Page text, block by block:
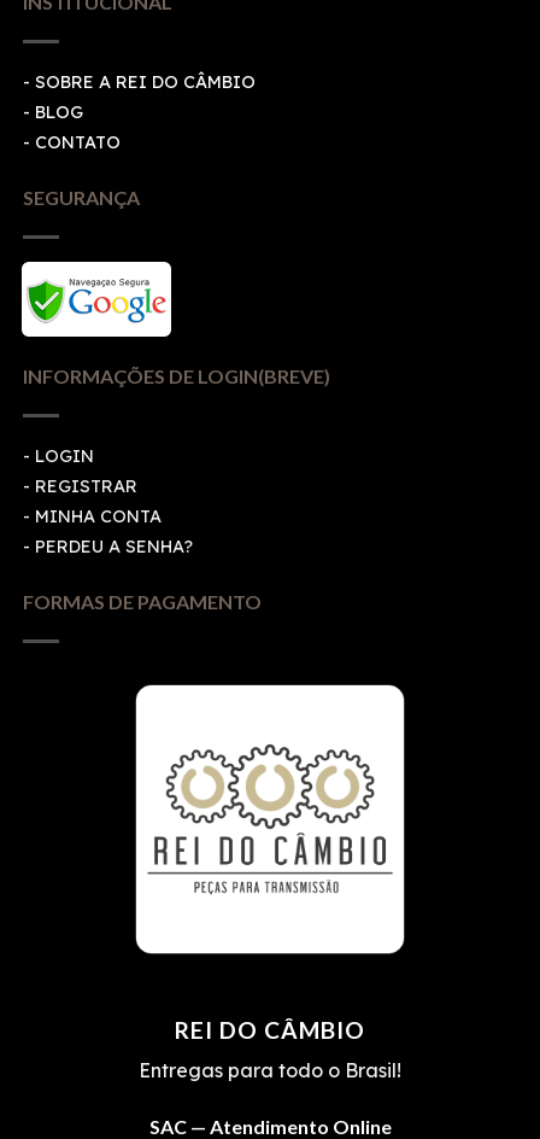
- SOBRE A REI DO CÂMBIO
- BLOG
- CONTATO
SEGURANÇA
INFORMAÇÕES DE LOGIN(BREVE)
- LOGIN
- REGISTRAR
- MINHA CONTA
- PERDEU A SENHA?
FORMAS DE PAGAMENTO
REI DO CÂMBIO
Entregas para todo o Brasil!
SAC — Atendimento Online